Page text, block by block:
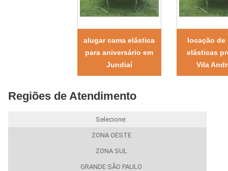
alugar cama elástica
para aniversário em
Jundiaí
locação de
elásticas
Vila
Regiões de Atendimento
Selecione:
ZONA OESTE
ZONA SUL
GRANDE SÃO PAULO